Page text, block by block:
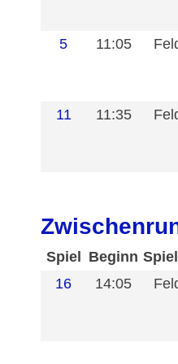
5 11:05
11 11:35
Spiel Beginn
16
14:05